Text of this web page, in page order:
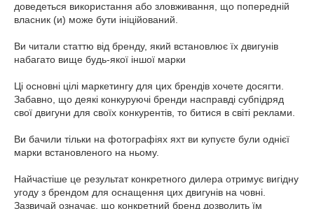
доведеться використання або зловживання, що попередній
власник (и) може бути ініційований.
Ви читали статтю від бренду, який встановлює їх двигунів
набагато вище будь-якої іншої марки
Ці основні цілі маркетингу для цих брендів хочете досягти.
Забавно, що деякі конкуруючі бренди насправді субпідряд
свої двигуни для своїх конкурентів, то битися в світі реклами.
Ви бачили тільки на фотографіях яхт ви купуєте були однієї
марки встановленого на ньому.
Найчастіше це результат конкретного дилера отримує вигідну
угоду з брендом для оснащення цих двигунів на човні.
Зазвичай означає, що конкретний бренд дозволить їм